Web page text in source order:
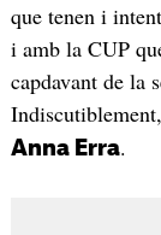
que tenen i
i amb la CUP
capdavant de la
Anna Erra.